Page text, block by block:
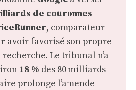
de couronnes
, comparateur
avoir favorisé son propre
recherche. Le tribunal n’a
18 % des 80 milliards
prolonge l’amende